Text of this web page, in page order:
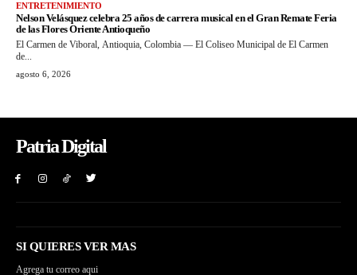
ENTRETENIMIENTO
Nelson Velásquez celebra 25 años de carrera musical en el Gran Remate Feria
de las Flores Oriente Antioqueño
El Carmen de Viboral, Antioquia, Colombia — El Coliseo Municipal de El Carmen
de...
agosto 6, 2026
Patria Digital
SI QUIERES VER MAS
Agrega tu correo aqui